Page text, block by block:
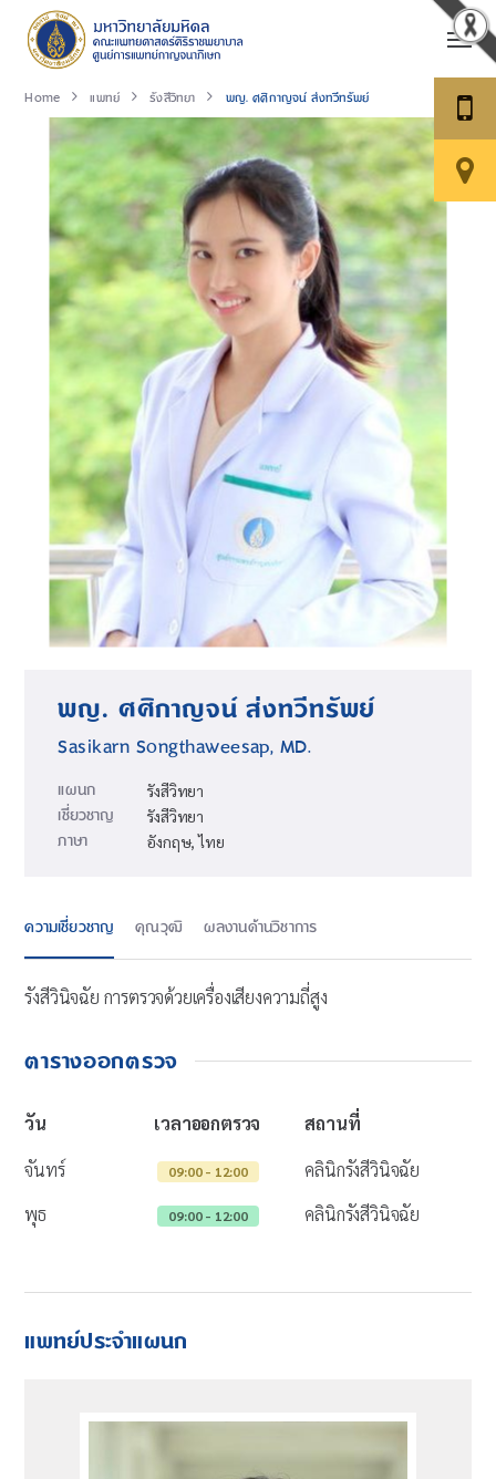
Home แพทย์ รังสีวิทยา พญ. ศศิกาญจน์ ส่งทวีทรัพย์
พญ. ศศิกาญจน์ ส่งทวีทรัพย์
Sasikarn Songthaweesap, MD.
แผนก รังสีวิทยา
เชี่ยวชาญ รังสีวิทยา
ภาษา อังกฤษ, ไทย
ความเชี่ยวชาญ คุณวุฒิ ผลงานด้านวิชาการ
รังสีวินิจฉัย การตรวจด้วยเครื่องเสียงความถี่สูง
ตารางออกตรวจ
วัน เวลาออกตรวจ
สถานที่
จันทร์
09:00 - 12:00
คลินิกรังสีวินิจฉัย
พุธ
09:00 - 12:00 คลินิกรังสีวินิจฉัย
แพทย์ประจำแผนก